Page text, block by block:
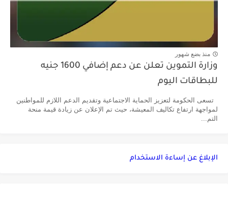
منذ بضع شهور
وزارة التموين تعلن عن دعم إضافي 1600 جنيه
للبطاقات اليوم
تسعى الحكومة لتعزيز الحماية الاجتماعية وتقديم الدعم اللازم للمواطنين
لمواجهة ارتفاع تكاليف المعيشة، حيث تم الإعلان عن زيادة قيمة منحة
التم...
الإبلاغ عن إساءة الاستخدام